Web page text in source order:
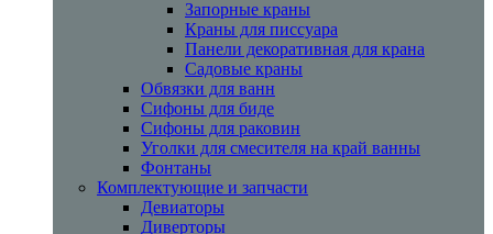
Запорные краны
Краны для писсуара
Панели декоративная для крана
Садовые краны
Обвязки для ванн
Сифоны для биде
Сифоны для раковин
Уголки для смесителя на край ванны
Фонтаны
Комплектующие и запчасти
Девиаторы
Диверторы